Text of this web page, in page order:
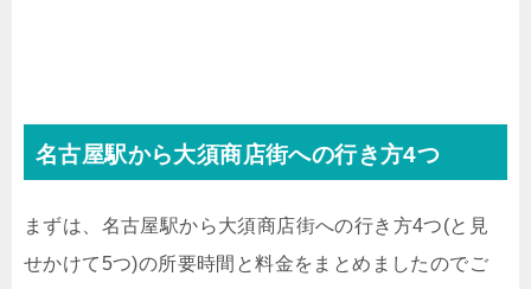
名古屋駅から大須商店街への行き方4つ
まずは、名古屋駅から大須商店街への行き方4つ(と見
せかけて5つ)の所要時間と料金をまとめましたのでご